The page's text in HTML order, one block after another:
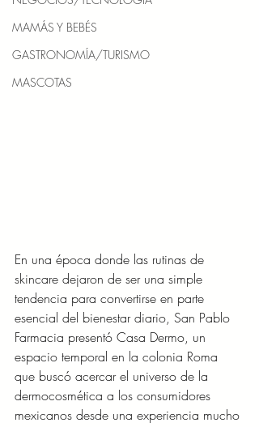
MAMÁS Y BEBÉS
GASTRONOMÍA/TURISMO
MASCOTAS
En una época donde las rutinas de
skincare dejaron de ser una simple
tendencia para convertirse en parte
esencial del bienestar diario, San Pablo
Farmacia presentó Casa Dermo, un
espacio temporal en la colonia Roma
que buscó acercar el universo de la
dermocosmética a los consumidores
mexicanos desde una experiencia mucho